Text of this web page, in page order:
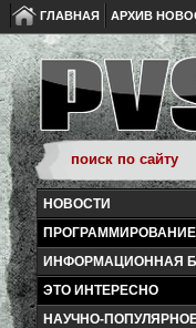
ГЛАВНАЯ АРХИВ
НОВОСТИ
ПРОГРАММИРОВАНИЕ
ИНФОРМАЦИОННАЯ
ЭТО ИНТЕРЕСНО
НАУЧНО-